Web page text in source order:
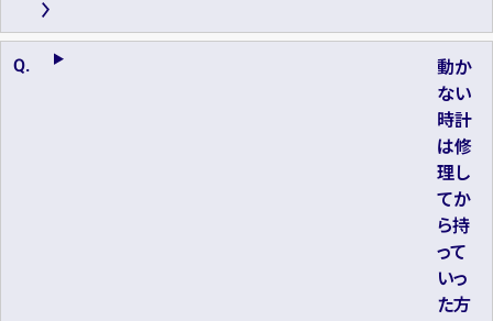
動か
ない
時計
は修
理し
てか
ら持
って
いっ
た方